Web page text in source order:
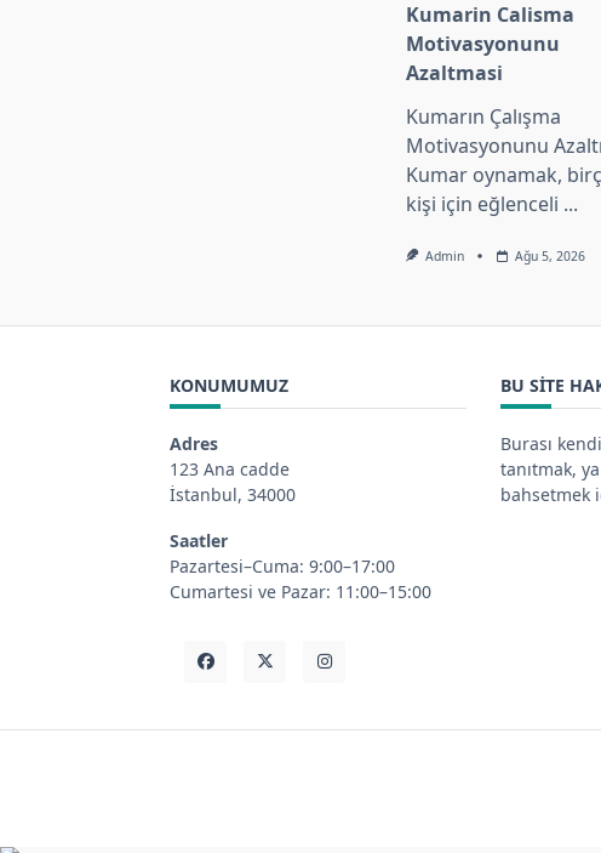
Kumarin Calisma
Motivasyonunu
Azaltmasi
Kumarın Çalışma
Motivasyonunu
Kumar oynamak,
kişi için eğlenceli ...
Admin Ağu 5, 2026
KONUMUMUZ
Adres
123 Ana cadde
İstanbul, 34000
Saatler
Pazartesi–Cuma: 9:00–17:00
Cumartesi ve Pazar: 11:00–15:00
BU SITE
Burası
tanıtmak,
bahsetmek